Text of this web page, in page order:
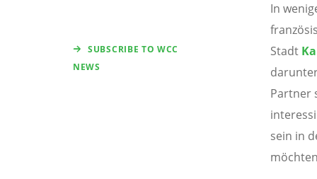
SUBSCRIBE TO WCC
NEWS
In
Stadt
Partner
sein in